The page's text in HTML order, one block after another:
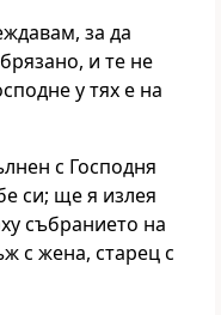
за да
и те не
у тях е на
с Господня
си; ще я излея
събранието на
с жена, старец с